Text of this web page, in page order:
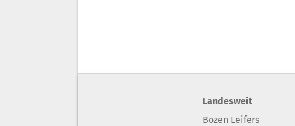
Landesweit
Bozen Leifers